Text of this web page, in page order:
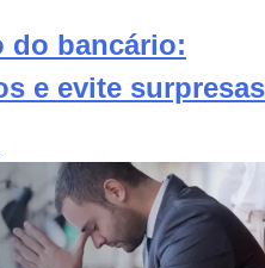
do bancário:
e evite surpresas